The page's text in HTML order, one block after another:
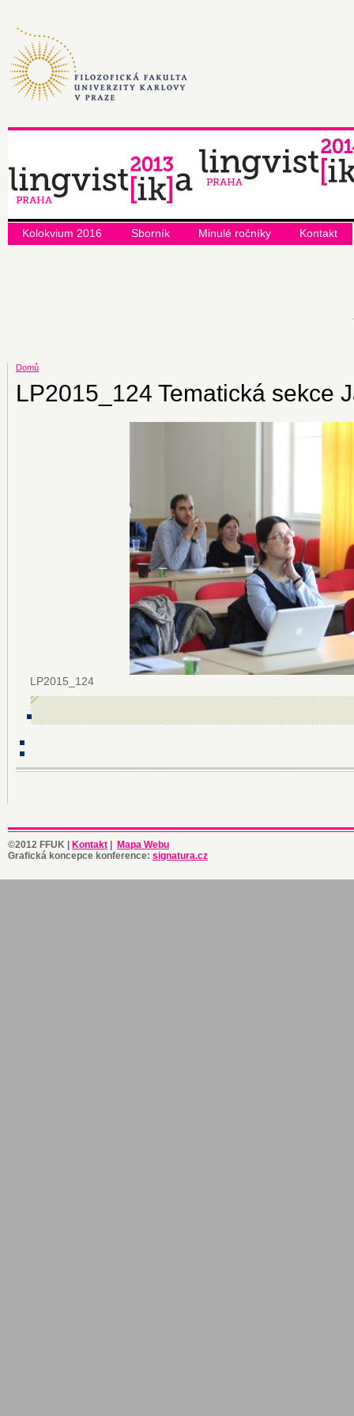
Kolokvium 2016 Sborník Minulé ročníky Kontakt
Domů
LP2015_124 Tematická sekce
LP2015_124
©2012 FFUK | Kontakt
Mapa Webu
Grafická koncepce konference: signatura.cz